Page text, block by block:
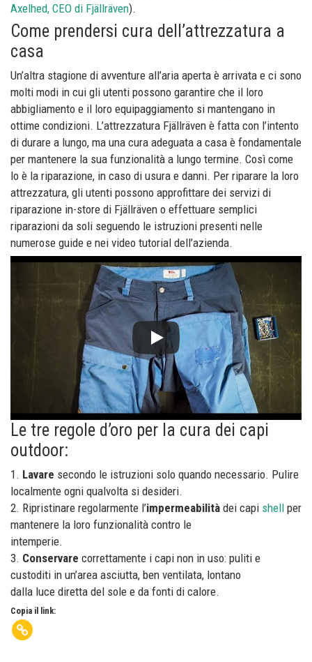
Axelhed, CEO di Fjällräven).
Come prendersi cura dell’attrezzatura a
casa
Un’altra stagione di avventure all’aria aperta è arrivata e ci sono
molti modi in cui gli utenti possono garantire che il loro
abbigliamento e il loro equipaggiamento si mantengano in
ottime condizioni. L’attrezzatura Fjällräven è fatta con l’intento
di durare a lungo, ma una cura adeguata a casa è fondamentale
per mantenere la sua funzionalità a lungo termine. Così come
lo è la riparazione, in caso di usura e danni. Per riparare la loro
attrezzatura, gli utenti possono approfittare dei servizi di
riparazione in-store di Fjällräven o effettuare semplici
riparazioni da soli seguendo le istruzioni presenti nelle
numerose guide e nei video tutorial dell’azienda.
Le tre regole d’oro per la cura dei capi
outdoor:
1. Lavare secondo le istruzioni solo quando necessario. Pulire
localmente ogni qualvolta si desideri.
2. Ripristinare regolarmente l’impermeabilità dei capi shell per
mantenere la loro funzionalità contro le
intemperie.
3. Conservare correttamente i capi non in uso: puliti e
custoditi in un’area asciutta, ben ventilata, lontano
dalla luce diretta del sole e da fonti di calore.
Copia il link: